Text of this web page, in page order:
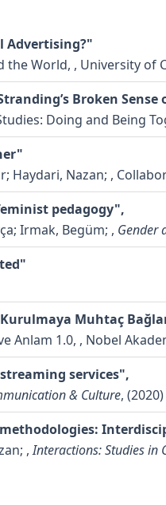
Advertising?"
World, , University of
Broken Sense
Doing and Being
Haydari, Nazan; ,
pedagogy",
Irmak, Begüm; , Gender
Muhtaç
Anlam 1.0, , Nobel
services",
& Culture,
,Interactions: Studies in